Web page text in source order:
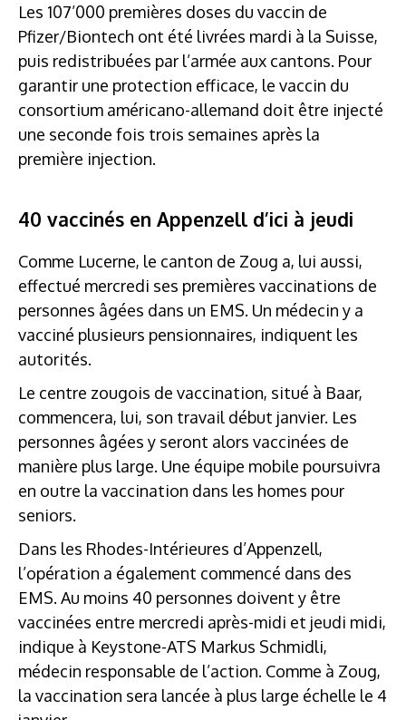
Les 107’000 premières doses du vaccin de
Pfizer/Biontech ont été livrées mardi à la Suisse,
puis redistribuées par l’armée aux cantons. Pour
garantir une protection efficace, le vaccin du
consortium américano-allemand doit être injecté
une seconde fois trois semaines après la
première injection.
40 vaccinés en Appenzell d’ici à jeudi
Comme Lucerne, le canton de Zoug a, lui aussi,
effectué mercredi ses premières vaccinations de
personnes âgées dans un EMS. Un médecin y a
vacciné plusieurs pensionnaires, indiquent les
autorités.
Le centre zougois de vaccination, situé à Baar,
commencera, lui, son travail début janvier. Les
personnes âgées y seront alors vaccinées de
manière plus large. Une équipe mobile poursuivra
en outre la vaccination dans les homes pour
seniors.
Dans les Rhodes-Intérieures d’Appenzell,
l’opération a également commencé dans des
EMS. Au moins 40 personnes doivent y être
vaccinées entre mercredi après-midi et jeudi midi,
indique à Keystone-ATS Markus Schmidli,
médecin responsable de l’action. Comme à Zoug,
la vaccination sera lancée à plus large échelle le 4